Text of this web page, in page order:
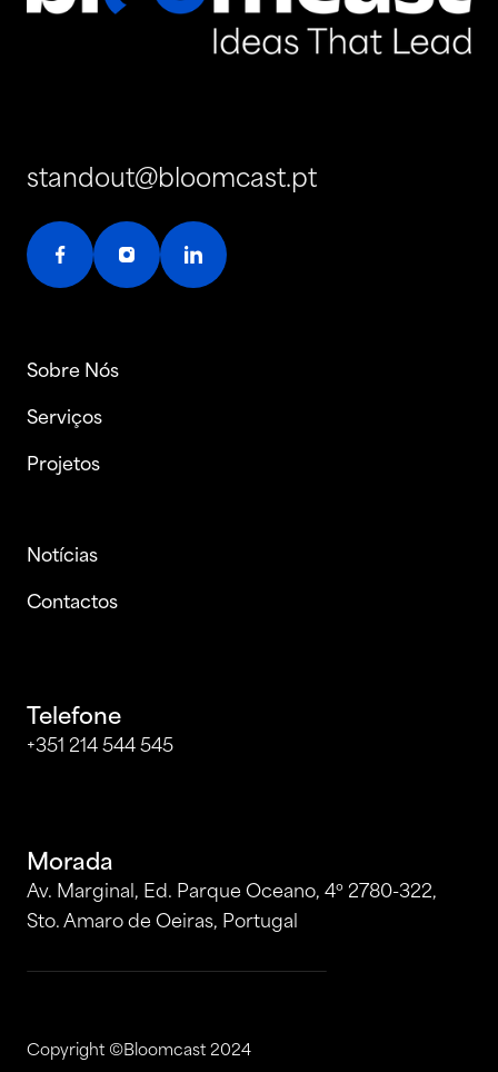
standout@bloomcast.pt
Sobre Nós
Serviços
Projetos
Notícias
Contactos
Telefone
+351 214 544 545
Morada
Av. Marginal, Ed. Parque Oceano, 4º 2780-322,
Sto. Amaro de Oeiras, Portugal
Copyright ©Bloomcast 2024